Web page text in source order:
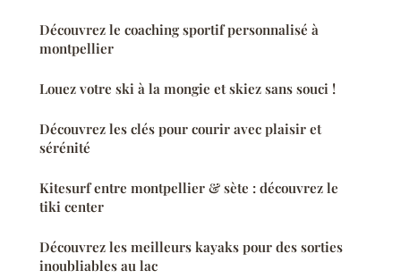
Découvrez le coaching sportif personnalisé à
montpellier
Louez votre ski à la mongie et skiez sans souci !
Découvrez les clés pour courir avec plaisir et
sérénité
Kitesurf entre montpellier & sète : découvrez le
tiki center
Découvrez les meilleurs kayaks pour des sorties
inoubliables au lac